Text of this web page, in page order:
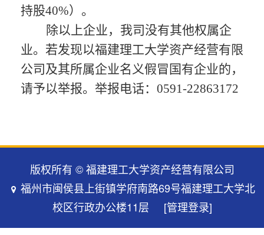
持股40%）。
除以上企业，我司没有其他权属企
业。若发现以福建理工大学资产经营有限
公司及其所属企业名义假冒国有企业的，
请予以举报。举报电话： 0591-22863172
版权所有 © 福建理工大学资产经营有限公司
福州市闽侯县上街镇学府南路69号福建理工大学北
校区行政办公楼11层
[管理登录]